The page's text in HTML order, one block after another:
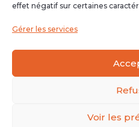
effet négatif sur certaines
Gérer les services
Voir les

 blogdeliz.com
© 2024 – Liz à la